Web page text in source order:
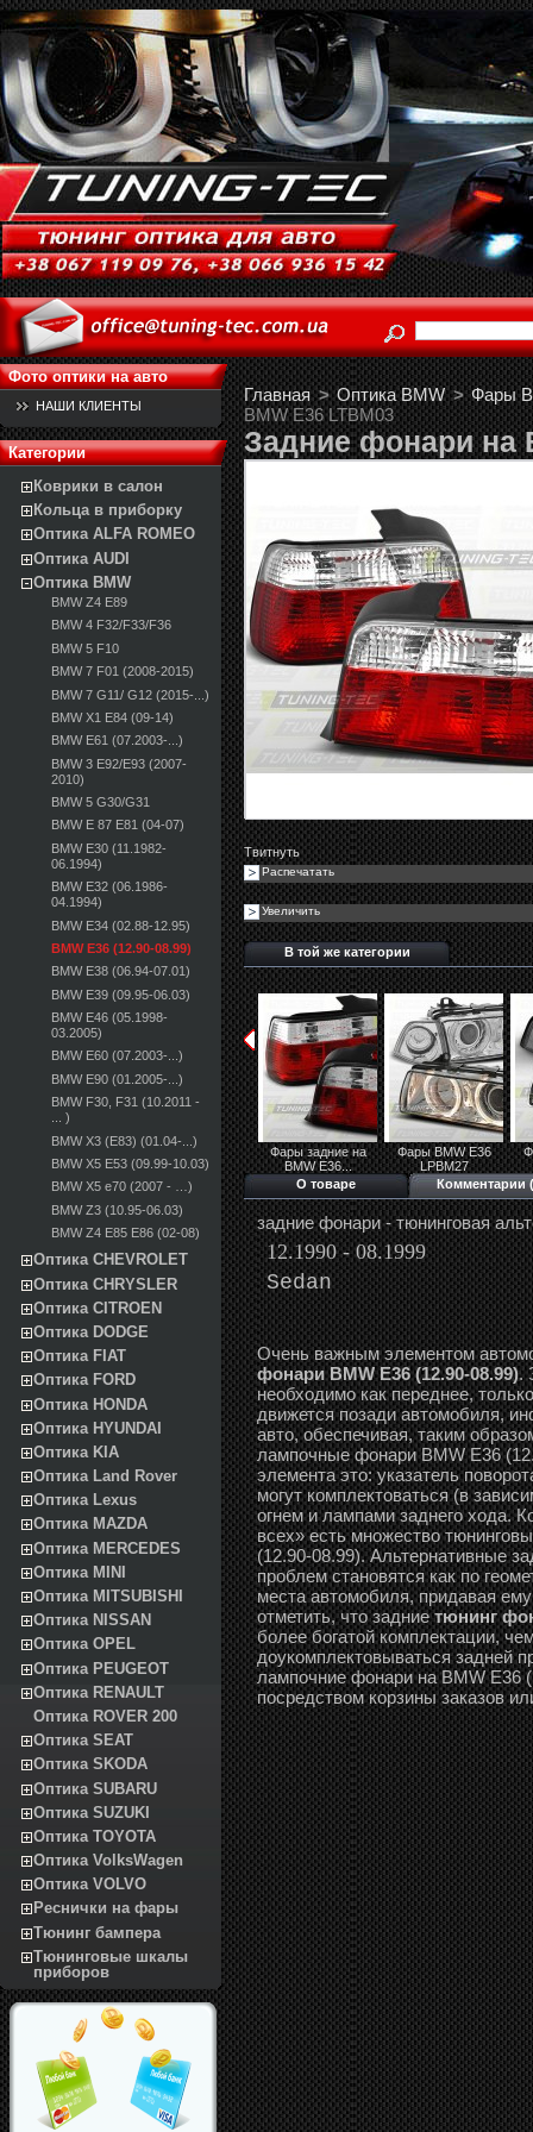
Фото оптики на авто
НАШИ КЛИЕНТЫ
Категории
Коврики в салон
Кольца в приборку
Оптика ALFA ROMEO
Оптика AUDI
Оптика BMW
BMW Z4 E89
BMW 4 F32/F33/F36
BMW 5 F10
BMW 7 F01 (2008-2015)
BMW 7 G11/ G12 (2015-...)
BMW X1 E84 (09-14)
BMW E61 (07.2003-...)
BMW 3 E92/E93 (2007-
2010)
BMW 5 G30/G31
BMW E 87 E81 (04-07)
BMW E30 (11.1982-
06.1994)
BMW E32 (06.1986-
04.1994)
BMW E34 (02.88-12.95)
BMW E36 (12.90-08.99)
BMW E38 (06.94-07.01)
BMW E39 (09.95-06.03)
BMW E46 (05.1998-
03.2005)
BMW E60 (07.2003-...)
BMW E90 (01.2005-...)
BMW F30, F31 (10.2011 -
... )
BMW X3 (E83) (01.04-...)
BMW X5 E53 (09.99-10.03)
BMW X5 e70 (2007 - …)
BMW Z3 (10.95-06.03)
BMW Z4 E85 E86 (02-08)
Оптика CHEVROLET
Оптика CHRYSLER
Оптика CITROEN
Оптика DODGE
Оптика FIAT
Оптика FORD
Оптика HONDA
Оптика HYUNDAI
Оптика KIA
Оптика Land Rover
Оптика Lexus
Оптика MAZDA
Оптика MERCEDES
Оптика MINI
Оптика MITSUBISHI
Оптика NISSAN
Оптика OPEL
Оптика PEUGEOT
Оптика RENAULT
Оптика ROVER 200
Оптика SEAT
Оптика SKODA
Оптика SUBARU
Оптика SUZUKI
Оптика TOYOTA
Оптика VolksWagen
Оптика VOLVO
Реснички на фары
Тюнинг бампера
Тюнинговые шкалы
приборов
Главная > Оптика BMW > Фары
BMW E36 LTBM03
Задние фонари на
Твитнуть
Распечатать
Увеличить
В той же категории
Фары задние на
BMW E36...
Фары BMW E36
LPBM27
О товаре Комментарии
задние фонари - тюнинговая
12.1990 - 08.1999
Sedan
Очень важным элементом
фонари BMW E36 (12.90-08.99).
необходимо как переднее,
движется позади автомобиля,
авто, обеспечивая, таким
лампочные фонари BMW E36
элемента это: указатель
могут комплектоваться (в
огнем и лампами заднего хода.
всех» есть множество
(12.90-08.99). Альтернативные
проблем становятся как по
места автомобиля, придавая
отметить, что задниетюнинг
более богатой комплектации,
доукомплектовываться задней
лампочние фонари на BMW E36
посредством корзины заказов